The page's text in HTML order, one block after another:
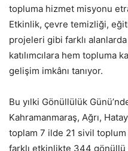
topluma hizmet misyonu
Etkinlik, çevre temizliği,
projeleri gibi farklı
katılımcılara hem topluma
gelişim imkânı tanıyor.
Bu yılki Gönüllülük
Kahramanmaraş, Ağrı,
toplam 7 ilde 21 sivil
farklı etkinlikte 344 gönüllü